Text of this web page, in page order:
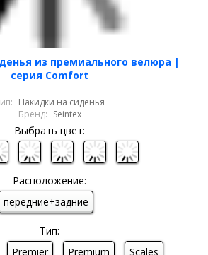
из премиального велюра |
серия Comfort
Накидки на сиденья
Бренд: Seintex
Выбрать цвет:
Расположение:
передние+задние
Тип:
Premier Premium Scales